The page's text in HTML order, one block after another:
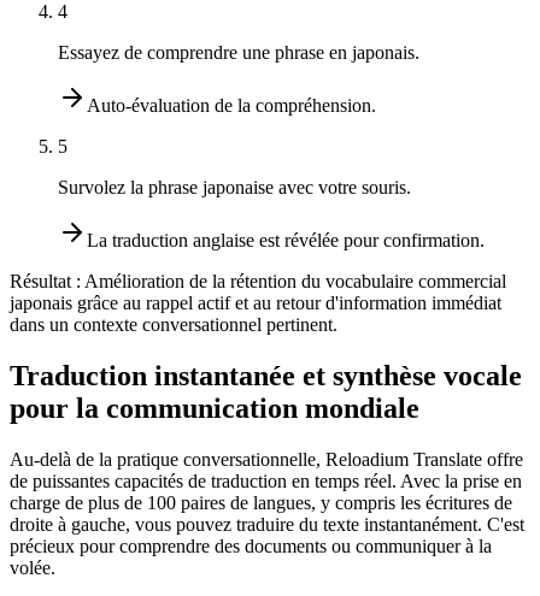
4
Essayez de comprendre une phrase en japonais.
Auto-évaluation de la compréhension.
5
Survolez la phrase japonaise avec votre souris.
La traduction anglaise est révélée pour confirmation.
Résultat : Amélioration de la rétention du vocabulaire commercial
japonais grâce au rappel actif et au retour d'information immédiat
dans un contexte conversationnel pertinent.
Traduction instantanée et synthèse vocale
pour la communication mondiale
Au-delà de la pratique conversationnelle, Reloadium Translate offre
de puissantes capacités de traduction en temps réel. Avec la prise en
charge de plus de 100 paires de langues, y compris les écritures de
droite à gauche, vous pouvez traduire du texte instantanément. C'est
précieux pour comprendre des documents ou communiquer à la
volée.